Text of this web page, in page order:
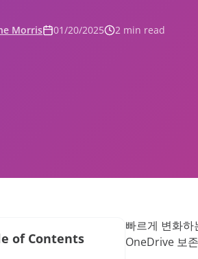
확장
Opus
Morris 01/20/2025 2 min read
of Contents
빠르게 변화
OneDrive 보